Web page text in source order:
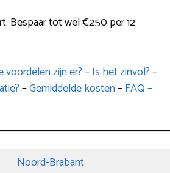
Bespaar tot wel €250 per 12
voordelen zijn er?–Is het zinvol?–
–Gemiddelde kosten–FAQ –
Noord-Brabant